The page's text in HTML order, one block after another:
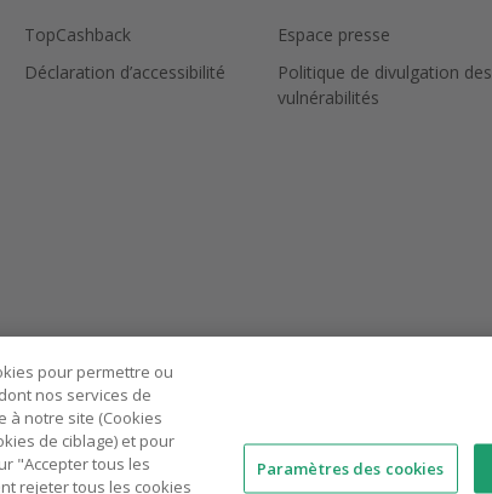
TopCashback
Déclaration d’accessibilité
Espace presse
Politique de divulgation des
vulnérabilités
pour permettre ou
nos services de
à notre site (Cookies
de ciblage) et pour
"Accepter tous les
rejeter tous les cookies
Paramètres des cookies